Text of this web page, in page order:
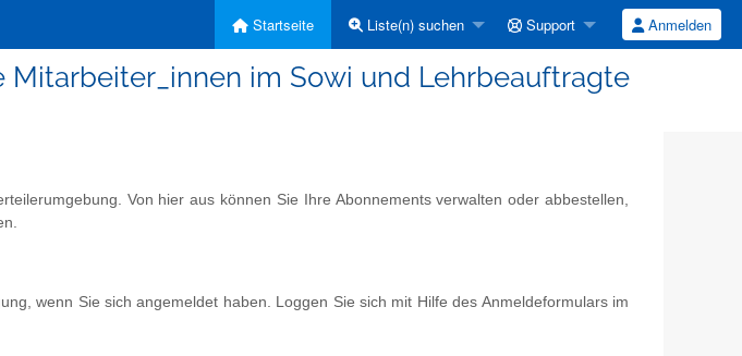
Startseite Liste(n) suchen Support Anmelden
Mitarbeiter_innen im Sowi und Lehrbeauftragte
Von hier aus können Sie Ihre Abonnements verwalten oder abbestellen,
wenn Sie sich angemeldet haben. Loggen Sie sich mit Hilfe des Anmeldeformulars im